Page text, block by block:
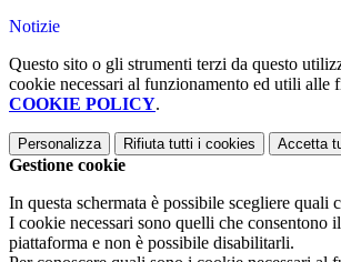
Notizie
Questo sito o gli strumenti terzi da questo
cookie necessari al funzionamento ed utili alle
COOKIE POLICY.
Personalizza Rifiuta tutti i cookies Accetta
Gestione cookie
In questa schermata è possibile scegliere quali
I cookie necessari sono quelli che consentono
piattaforma e non è possibile disabilitarli.